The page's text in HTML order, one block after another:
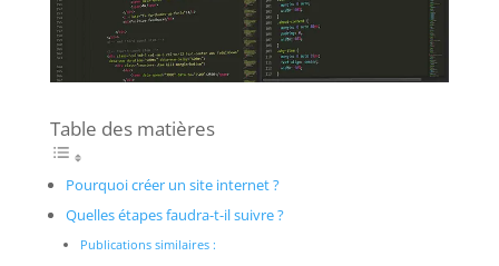
Table des matières
Pourquoi créer un site internet ?
Quelles étapes faudra-t-il suivre ?
Publications similaires :